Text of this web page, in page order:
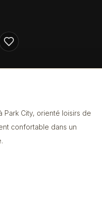
Park City, orienté loisirs de
confortable dans un